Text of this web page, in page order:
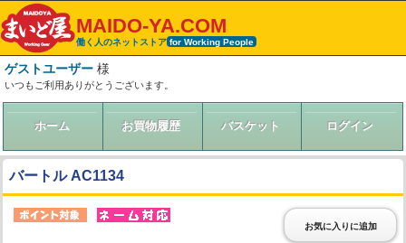
MAIDO-YA.COM
働く人のネットストア for Working People
ゲストユーザー 様
いつもご利用ありがとうございます。
ホーム お買物履歴 バスケット ログイン
バートル AC1134
お気に入りに追加